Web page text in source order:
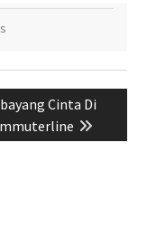
Cinta Di